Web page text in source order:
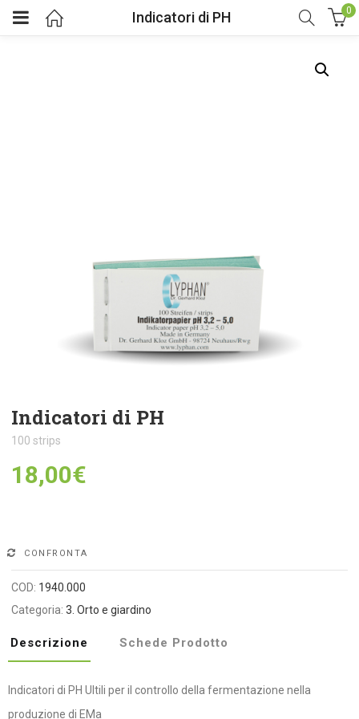
Indicatori di PH 0
Indicatori di PH
100 strips
18,00€
CONFRONTA
COD: 1940.000
Categoria:3. Orto e giardino
Descrizione Schede Prodotto
Indicatori di PH Ultili per il controllo della fermentazione nella
produzione di EMa